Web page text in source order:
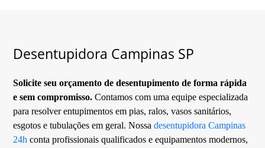
Desentupidora Campinas SP
Solicite seu orçamento de desentupimento de forma rápida
e sem compromisso. Contamos com uma equipe especializada
para resolver entupimentos em pias, ralos, vasos sanitários,
esgotos e tubulações em geral. Nossadesentupidora Campinas
24h conta profissionais qualificados e equipamentos modernos,